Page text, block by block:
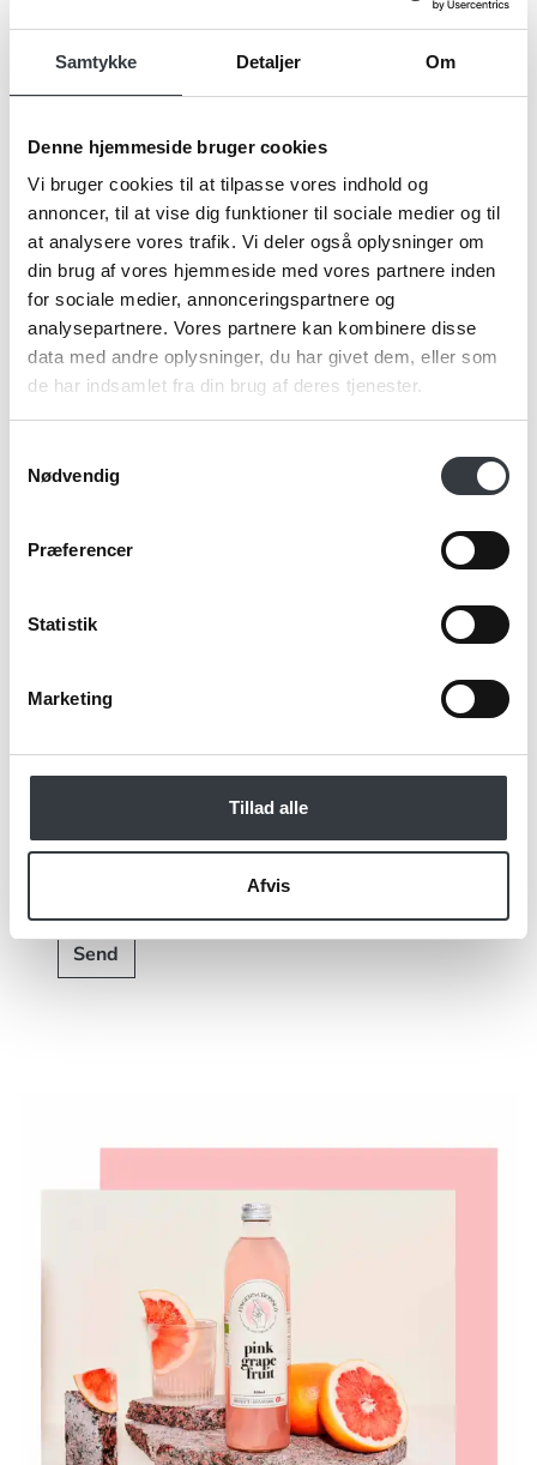
Samtykke Detaljer Om
Denne hjemmeside bruger cookies
Vi bruger cookies til at tilpasse vores indhold og
annoncer, til at vise dig funktioner til sociale medier og til
at analysere vores trafik. Vi deler også oplysninger om
din brug af vores hjemmeside med vores partnere inden
for sociale medier, annonceringspartnere og
analysepartnere. Vores partnere kan kombinere disse
data med andre oplysninger, du har givet dem, eller som
de har indsamlet fra din brug af deres tjenester.
Nødvendig
Præferencer
Statistik
Marketing
Tillad alle
Afvis
Navn*
Firma*
Telefonnr.*
Email*
Kommentar
Jeg bekræfter at have læst TE & KAFFE
Send